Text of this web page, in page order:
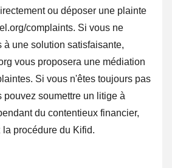
ou déposer une plainte
complaints. Si vous ne
à une solution satisfaisante,
vous proposera une médiation
Si vous n'êtes toujours pas
pouvez soumettre un litige à
du contentieux financier,
la procédure du Kifid.